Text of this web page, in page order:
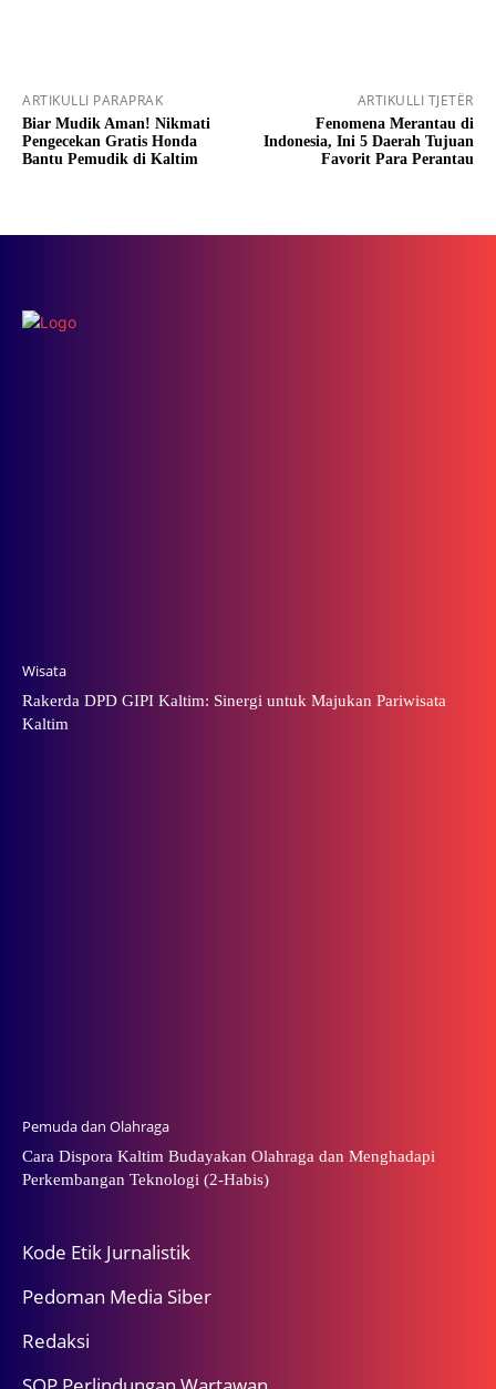
ARTIKULLI PARAPRAK
Biar Mudik Aman! Nikmati
Pengecekan Gratis Honda
Bantu Pemudik di Kaltim
ARTIKULLI TJETËR
Fenomena Merantau di
Indonesia, Ini 5 Daerah Tujuan
Favorit Para Perantau
Wisata
Rakerda DPD GIPI Kaltim: Sinergi untuk Majukan Pariwisata
Kaltim
Pemuda dan Olahraga
Cara Dispora Kaltim Budayakan Olahraga dan Menghadapi
Perkembangan Teknologi (2-Habis)
Kode Etik Jurnalistik
Pedoman Media Siber
Redaksi